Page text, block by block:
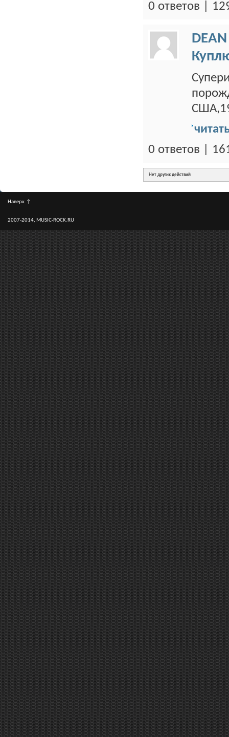
0 ответов |
DEAN
0 ответов |
Нет других действий
Наверх ↑
2007-2014, MUSIC-ROCK.RU